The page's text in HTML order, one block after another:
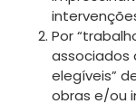
Por
associados
elegíveis”
obras e/ou